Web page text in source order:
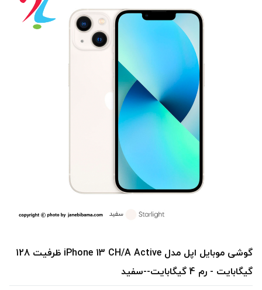
گوشی موبایل اپل مدل iPhone 13 CH/A Active ظرفیت 128
گیگابایت - رم 4 گیگابایت--سفید